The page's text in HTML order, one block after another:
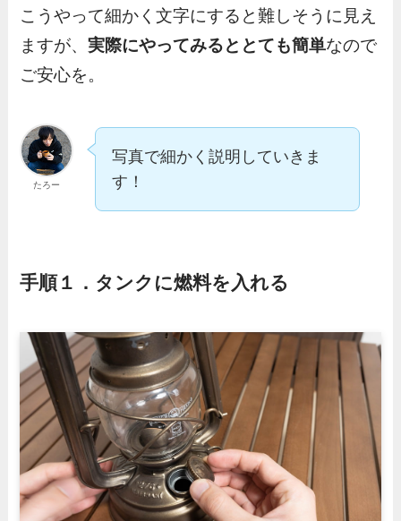
こうやって細かく文字にすると難しそうに見え
ますが、実際にやってみるととても簡単なので
ご安心を。
たろー
写真で細かく説明していきま
す！
手順１．タンクに燃料を入れる